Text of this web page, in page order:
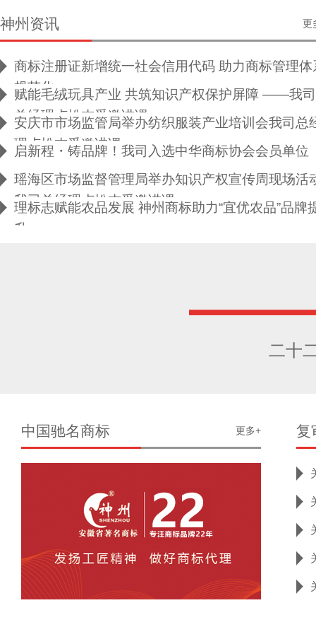
神州资讯 更
商标注册证新增统一社会信用代码 助力商标管理体
规范化
赋能毛绒玩具产业 共筑知识产权保护屏障 ——我司
总经理卢松杰受邀讲课
安庆市市场监管局举办纺织服装产业培训会我司总
理卢松杰受邀讲课
启新程・铸品牌！我司入选中华商标协会会员单位
瑶海区市场监督管理局举办知识产权宣传周现场活
我司总经理卢松杰受邀讲课
理标志赋能农品发展 神州商标助力“宜优农品”品牌
升
二十
中国驰名商标 更多+ 复